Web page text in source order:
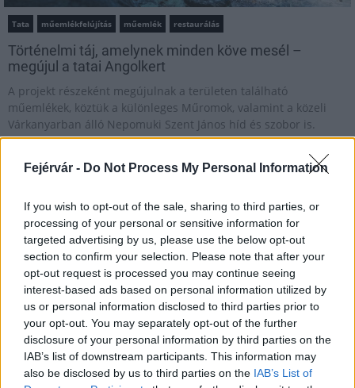
Fejérvár - Do Not Process My Personal Information
If you wish to opt-out of the sale, sharing to third parties, or
processing of your personal or sensitive information for
targeted advertising by us, please use the below opt-out
section to confirm your selection. Please note that after your
opt-out request is processed you may continue seeing
interest-based ads based on personal information utilized by
us or personal information disclosed to third parties prior to
your opt-out. You may separately opt-out of the further
disclosure of your personal information by third parties on the
IAB’s list of downstream participants. This information may
also be disclosed by us to third parties on the IAB’s List of
Tata műemlékfelújítás műemlék restaurálás
Történelmi táj, amelynek minden köve mesél –
megújul a tatai Angolkert
A projekt részeként megújulnak a területen található
műemlékek, köztük a különleges Műromok, valamint a közeli
Várkanyarban álló Nepomuki Szent János híd és szobor is.
M1 bővítés: már zajlik a teljesen új
Bicske Kelet csomópont építése
Új gyalogosátkelők és jelzőlámpás
csomópont épül Angyalföldön
Másfélszeresére bővítik
Hódmezővásárhely jó hírű református
iskoláját